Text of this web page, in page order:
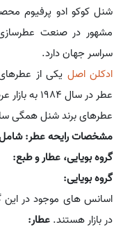
شنل کوکو ادو پرفیوم
مشهور در صنعت
سراسر جهان دارد.
ادکلن اصل یکی از
عطر در سال 1984 به بازار عرضه شد.
عطرهای برند شنل همگی
مشخصات رایحه عطر: شامل
گروه بویایی، عطار و طبع:
گروه بویایی:
اسانس های موجود در این
در بازار هستند. عطار: